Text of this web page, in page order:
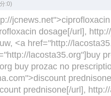
:0)
dosage[/url],
<a href="http://
lacosta35.org"]buy
buy prozac no
prednisone[/url],